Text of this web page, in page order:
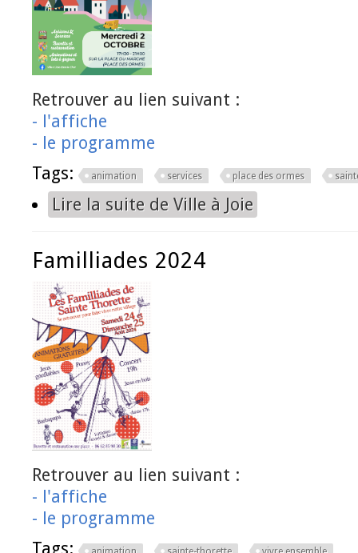
Retrouver au lien suivant :
- l'affiche
- le programme
Tags:
animation services place des ormes
Lire la suite de Ville à Joie
Familliades 2024
Retrouver au lien suivant :
- l'affiche
- le programme
Tags: